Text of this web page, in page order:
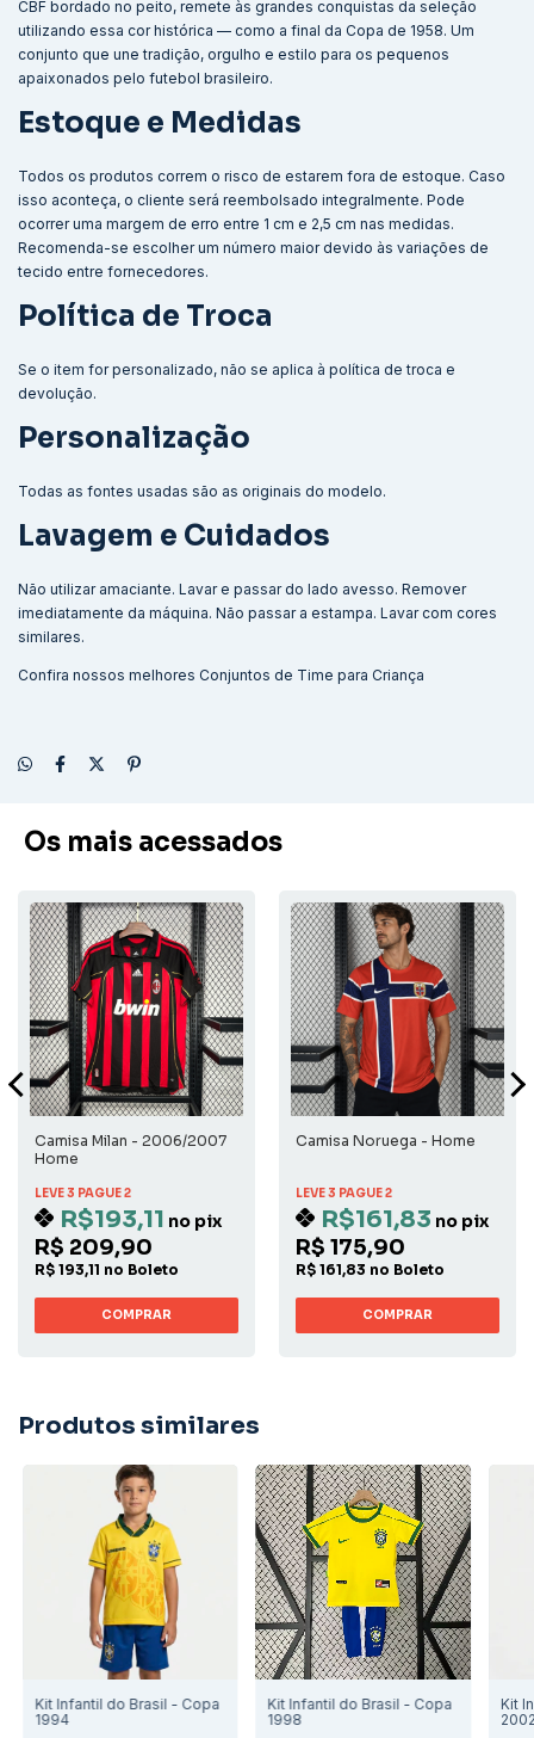
CBF bordado no peito, remete às grandes conquistas da seleção
utilizando essa cor histórica — como a final da Copa de 1958. Um
conjunto que une tradição, orgulho e estilo para os pequenos
apaixonados pelo futebol brasileiro.
Estoque e Medidas
Todos os produtos correm o risco de estarem fora de estoque. Caso
isso aconteça, o cliente será reembolsado integralmente. Pode
ocorrer uma margem de erro entre 1 cm e 2,5 cm nas medidas.
Recomenda-se escolher um número maior devido às variações de
tecido entre fornecedores.
Política de Troca
Se o item for personalizado, não se aplica à política de troca e
devolução.
Personalização
Todas as fontes usadas são as originais do modelo.
Lavagem e Cuidados
Não utilizar amaciante. Lavar e passar do lado avesso. Remover
imediatamente da máquina. Não passar a estampa. Lavar com cores
similares.
Confira nossos melhores Conjuntos de Time para Criança
Os mais acessados
Camisa Milan - 2006/2007
Home
LEVE 3 PAGUE 2
R$193,11 no pix
R$ 209,90
R$ 193,11 no Boleto
COMPRAR
Camisa Noruega - Home
LEVE 3 PAGUE 2
R$161,83 no pix
R$ 175,90
R$ 161,83 no Boleto
COMPRAR
Produtos similares
Kit Infantil do Brasil - Copa
1994
Kit Infantil do Brasil - Copa
1998
Kit